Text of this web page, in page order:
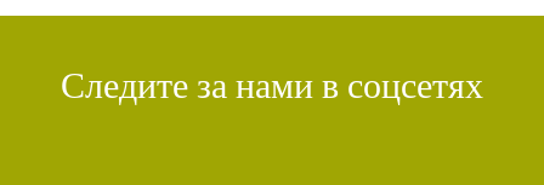
Следите за нами в соцсетях